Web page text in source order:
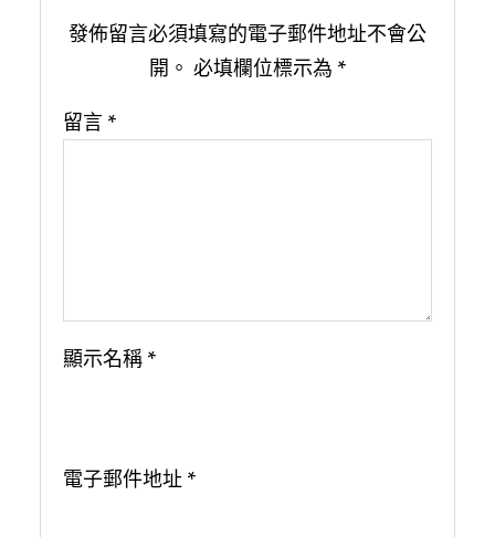
發佈留言必須填寫的電子郵件地址不會公
開。 必填欄位標示為 *
留言 *
顯示名稱 *
電子郵件地址 *